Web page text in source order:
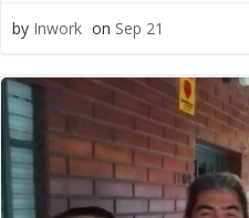
by Inwork on Sep 21